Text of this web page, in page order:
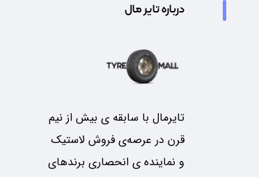
درباره تایر مال
تایرمال با سابقه ی بیش از نیم
قرن در عرصه‌ی فروش لاستیک
و نماینده ی انحصاری برندهای